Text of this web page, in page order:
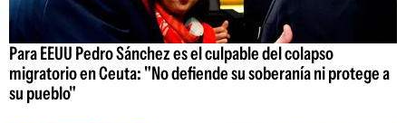
Para EEUU Pedro Sánchez es el culpable del colapso
migratorio en Ceuta: "No defiende su soberanía ni protege a
su pueblo"